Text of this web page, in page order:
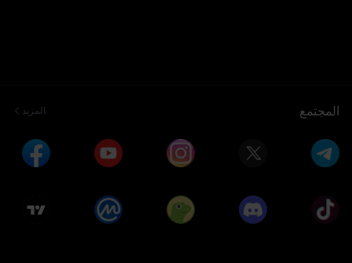
المجتمع المزيد